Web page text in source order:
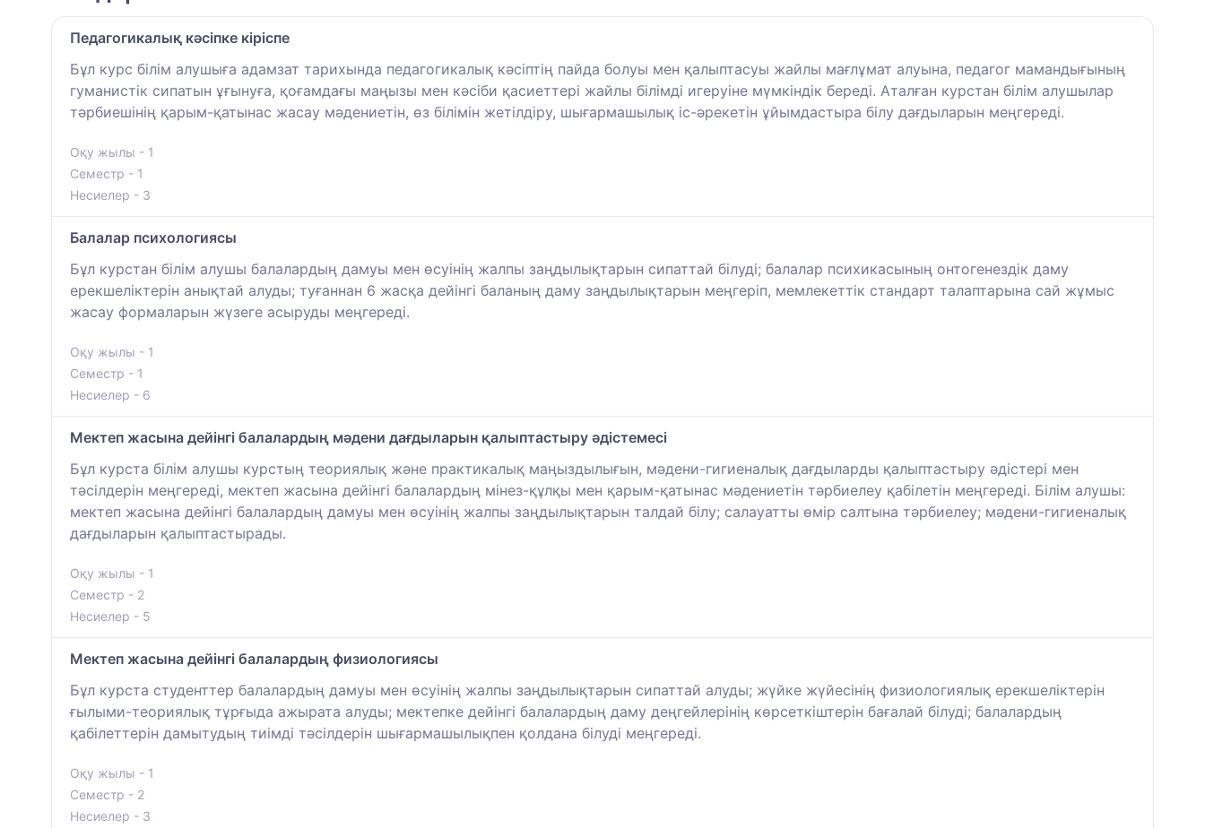
Педагогикалық кәсіпке кіріспе
Бұл курс білім алушыға адамзат тарихында педагогикалық кәсіптің пайда болуы мен қалыптасуы жайлы мағлұмат алуына, педагог мамандығының
гуманистік сипатын ұғынуға, қоғамдағы маңызы мен кәсіби қасиеттері жайлы білімді игеруіне мүмкіндік береді. Аталған курстан білім алушылар
тәрбиешінің қарым-қатынас жасау мәдениетін, өз білімін жетілдіру, шығармашылық іс-әрекетін ұйымдастыра білу дағдыларын меңгереді.
Оқу жылы - 1
Семестр - 1
Несиелер - 3
Балалар психологиясы
Бұл курстан білім алушы балалардың дамуы мен өсуінің жалпы заңдылықтарын сипаттай білуді; балалар психикасының онтогенездік даму
ерекшеліктерін анықтай алуды; туғаннан 6 жасқа дейінгі баланың даму заңдылықтарын меңгеріп, мемлекеттік стандарт талаптарына сай жұмыс
жасау формаларын жүзеге асыруды меңгереді.
Оқу жылы - 1
Семестр - 1
Несиелер - 6
Мектеп жасына дейінгі балалардың мәдени дағдыларын қалыптастыру әдістемесі
Бұл курста білім алушы курстың теориялық және практикалық маңыздылығын, мәдени-гигиеналық дағдыларды қалыптастыру әдістері мен
тәсілдерін меңгереді, мектеп жасына дейінгі балалардың мінез-құлқы мен қарым-қатынас мәдениетін тәрбиелеу қабілетін меңгереді. Білім алушы:
мектеп жасына дейінгі балалардың дамуы мен өсуінің жалпы заңдылықтарын талдай білу; салауатты өмір салтына тәрбиелеу; мәдени-гигиеналық
дағдыларын қалыптастырады.
Оқу жылы - 1
Семестр - 2
Несиелер - 5
Мектеп жасына дейінгі балалардың физиологиясы
Бұл курста студенттер балалардың дамуы мен өсуінің жалпы заңдылықтарын сипаттай алуды; жүйке жүйесінің физиологиялық ерекшеліктерін
ғылыми-теориялық тұрғыда ажырата алуды; мектепке дейінгі балалардың даму деңгейлерінің көрсеткіштерін бағалай білуді; балалардың
қабілеттерін дамытудың тиімді тәсілдерін шығармашылықпен қолдана білуді меңгереді.
Оқу жылы - 1
Семестр - 2
Несиелер - 3